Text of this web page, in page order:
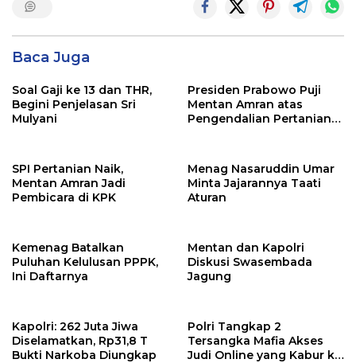
Baca Juga
Soal Gaji ke 13 dan THR,
Begini Penjelasan Sri
Mulyani
Presiden Prabowo Puji
Mentan Amran atas
Pengendalian Pertanian
SPI Pertanian Naik,
Mentan Amran Jadi
Pembicara di KPK
Menag Nasaruddin Umar
Minta Jajarannya Taati
Aturan
Kemenag Batalkan
Puluhan Kelulusan PPPK,
Ini Daftarnya
Mentan dan Kapolri
Diskusi Swasembada
Jagung
Kapolri: 262 Juta Jiwa
Diselamatkan, Rp31,8 T
Bukti Narkoba Diungkap
Polri Tangkap 2
Tersangka Mafia Akses
Judi Online yang Kabur ke